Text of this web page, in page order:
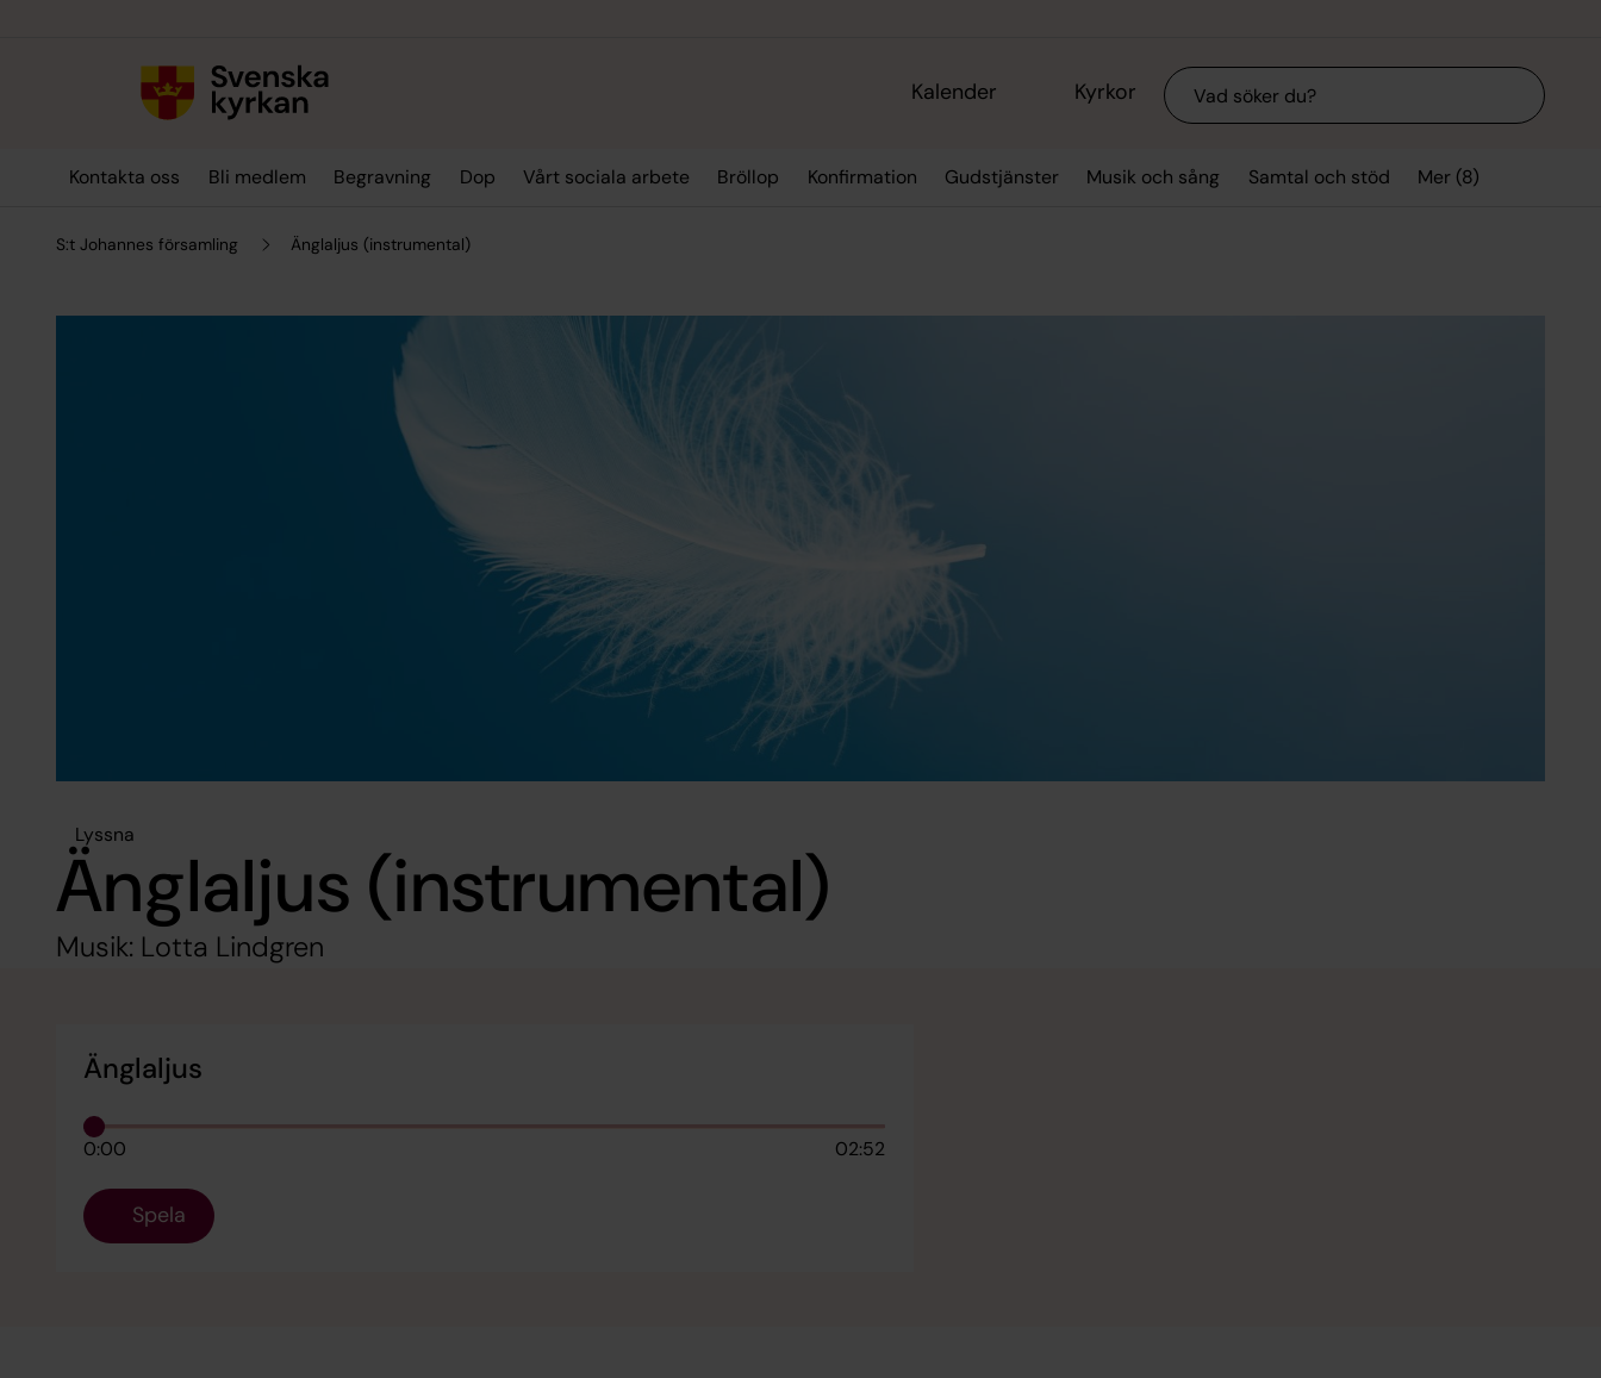
Kalender Kyrkor Sök
Kontakta oss Bli medlem Begravning Dop Vårt sociala arbete Bröllop Konfirmation Gudstjänster Musik och sång Samtal och stöd Mer (8)
S:t Johannes församling Änglaljus (instrumental)
Lyssna
Änglaljus (instrumental)
Musik: Lotta Lindgren
Änglaljus
0:00 02:52
Spela